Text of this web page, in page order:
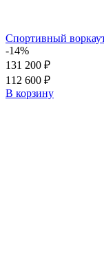
Спортивный
-14%
131 200 ₽
112 600 ₽
В корзину